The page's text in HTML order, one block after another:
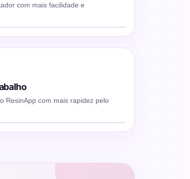
com mais facilidade e
aula
ResinApp com mais rapidez pelo
aula